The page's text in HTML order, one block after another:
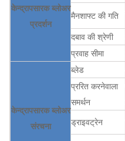
केन्द्रापसारक ब्लोअर
प्रदर्शन
मैनशाफ्ट की गति
दबाव की श्रेणी
प्रवाह सीमा
केन्द्रापसारक ब्लोअर
संरचना
ब्लेड
प्ररित करनेवाला
समर्थन
ड्राइवट्रेन